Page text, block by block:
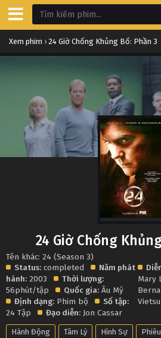
Xem phim › 24 Giờ Chống Khủng Bố: Phần 3
24 Giờ Chống
Tên khác: 24 (Season 3)
Status: completed
Năm phát
hành: 2003
Thời lượng:
56phút/tập
Quốc gia: Âu Mỹ
Định dạng: Phim bộ
Số tập:
24 Tập
Đạo diễn: Jon Cassar
Mary
Hành Động Tâm Lý Hình Sự